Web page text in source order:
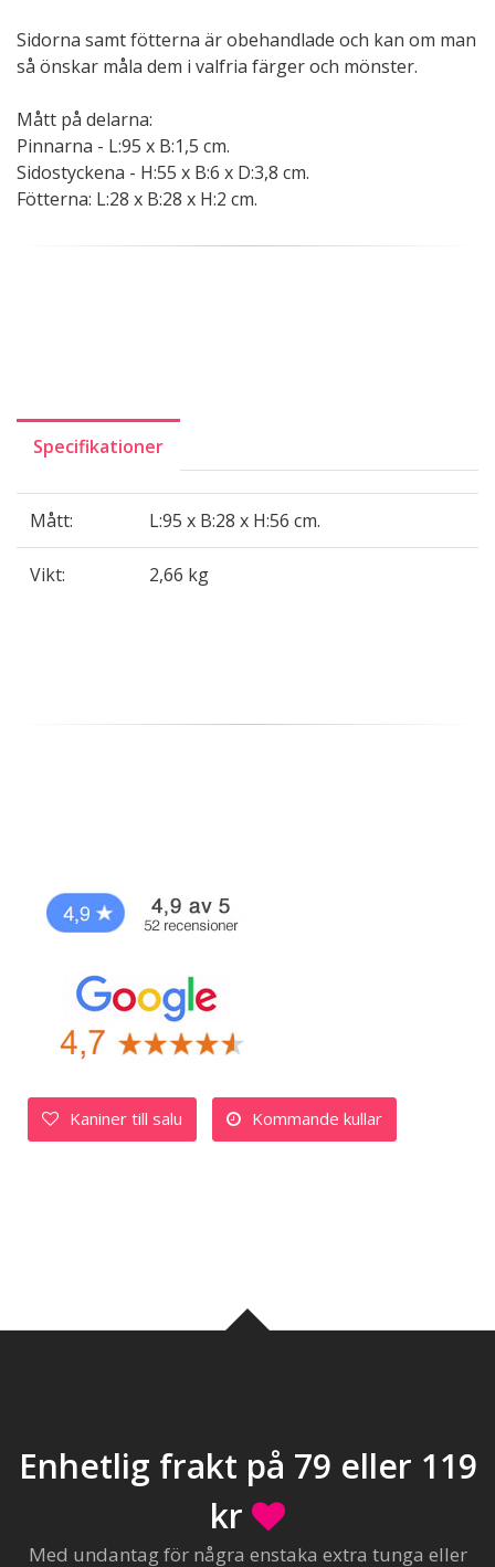
Sidorna samt fötterna är obehandlade och kan om man
så önskar måla dem i valfria färger och mönster.
Mått på delarna:
Pinnarna - L:95 x B:1,5 cm.
Sidostyckena - H:55 x B:6 x D:3,8 cm.
Fötterna: L:28 x B:28 x H:2 cm.
Specifikationer
Mått: L:95 x B:28 x H:56 cm.
Vikt: 2,66 kg
Kaniner till salu Kommande kullar
Enhetlig frakt på 79 eller 119
kr
Med undantag för några enstaka extra tunga eller